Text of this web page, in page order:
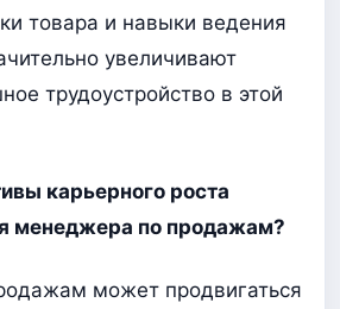
товара и навыки ведения
увеличивают
трудоустройство в этой
карьерного роста
менеджера по продажам?
может продвигаться